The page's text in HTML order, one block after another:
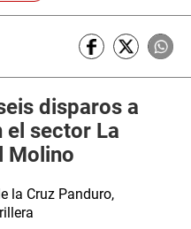
disparos a
el sector La
Molino
la Cruz Panduro,